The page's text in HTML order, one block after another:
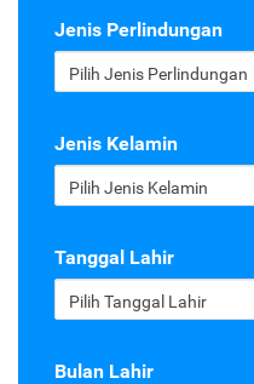
Jenis Perlindungan
Pilih Jenis Perlindungan
Jenis Kelamin
Pilih Jenis Kelamin
Tanggal Lahir
Pilih Tanggal Lahir
Bulan Lahir